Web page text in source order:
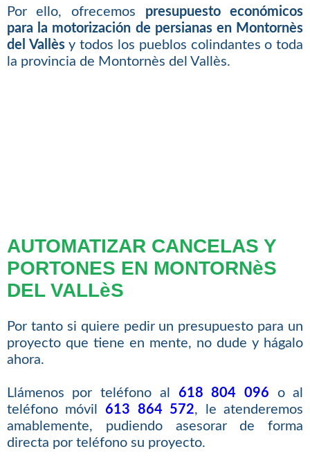
Por ello, ofrecemos presupuesto económicos
para la motorización de persianas en Montornès
del Vallèsy todos los pueblos colindantes o toda
la provincia de Montornès del Vallès.
AUTOMATIZAR CANCELAS Y
PORTONES EN MONTORNèS
DEL VALLèS
Por tanto si quiere pedir un presupuesto para un
proyecto que tiene en mente, no dude y hágalo
ahora.
Llámenos por teléfono al 618 804 096 o al
teléfono móvil 613 864 572, le atenderemos
amablemente, pudiendo asesorar de forma
directa por teléfono su proyecto.